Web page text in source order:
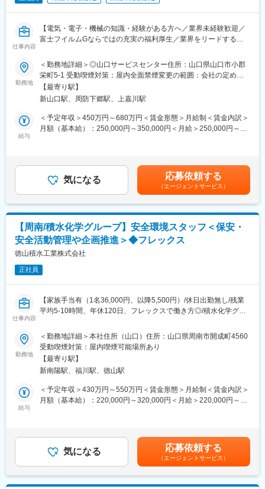
※システム保守やヘルプデスクと並行しながら、
ゆくゆくは社内の業務効率化を目的としたシステム導入をお任
せしたいと考えております。
・その他、企画・購買グループ周りの業務
まずはOJTにて社内状況・知見を深めていただきます。
徐々に幅広い業務をお任せしご活躍いただければと思います。
■働き方
すい環境です。スーパーフレックスを導入しているため、月内の
繁忙にあわせて勤務時間を調整することができます。
創業60年を超える老舗企業であり、積水化学工業の母体を持つ、
強固な事業基盤が強みです
◇成長性
住宅業界、自動車業界を中心として多数の業界から引き合いをい
ただいております。国内のみならず海外に目を向け開拓を進めて
おります。
◇働き方
年間休日120日、スーパーフレックスや時間年休制度等、ワーク
ライフバランスを整えながら働くことが可能です。また、業務と
の兼ね合いによりますが、月5日まで好きなタイミングで在宅勤務
仕事内容
【電気・電子・機械の知識・経験がある方へ／業界未経験歓迎／
富士フイルムGならではの充実の福利厚生／業界をリードするメ
■業務内容：
サービスエンジニアとして、医療機器の据付・保守・修理等を行
います。
作業だけではなく、お客様である医療機関の方々と的確なコミュ
ニケーション、迅速・誠実な対応を行うことで、信頼関係を構築
していきます。技術者としての知識・能力のみならず、コミュニ
◇据付（搬入・組立・調整・取扱い説明）
◇保守（保守契約・点検契約）
◇整備（保守に含まない部品等の交換）
■取扱う医療機器
MRI装置、CT装置、X線撮影装置、超音波診断装置、骨密度測定
装置等
■主なお客様
病院、クリニック等の医療機関
■組織構成：
16名（男性13名・女性3名）平均年齢38歳
お客様が満足する製品・サービス・ソリューションを提供するこ
とで、医療業界の課題を解決し人々の健康や豊かな生活に貢献す
ることができます。
千葉県柏市にある研修施設でサービスエンジニアとしての研修実
施の場合があります。また、ビジネス基礎力向上のため富士フイ
変更の範囲：会社の定める業務
勤務地
＜勤務地詳細＞◎山口サービスセンター住所：山口県山口市小郡
栄町5-1 受動喫煙対策：屋内全面禁煙変更の範囲：会社の定める
事業所（リモートワーク含む）
【最寄り駅】
新山口駅、周防下郷駅、上嘉川駅
給与
＜予定年収＞450万円～680万円＜賃金形態＞月給制＜賃金内訳＞
月額（基本給）：250,000円～350,000円＜月給＞250,000円～
り、選考を通じて上下する可能性があります。月給(月額)は固定手
当を含めた表記です。
気になる 応募依頼する
（エージェントサービス）
【周南/積水化学グループ】安全環境スタッフ＜保安・
安全活動管理や企画推進＞◆フレックス
徳山積水工業株式会社
正社員
仕事内容
【家族手当有（1名36,000円、以降5,500円）/休日出勤無し/残業
平均5-10時間、年休120日、フレックスで働き方◎/積水化学グル
■業務概要
化学メーカーでの保安・安全・環境活動の管理・推進、社内外へ
の折衝業務をお任せいたします！
ご経験/適正によりいずれかの推進担当を担って頂きます。
■業務内容：
【保安・安全】
安全衛生管理やリスクの抽出、対策立案。各部署へ保安・安全に
関する視察・啓蒙。防災訓練の企画、指導
勤務地
＜勤務地詳細＞本社住所（山口）住所：山口県周南市開成町4560
受動喫煙対策：屋内喫煙可能場所あり
【最寄り駅】
新南陽駅、福川駅、徳山駅
給与
＜予定年収＞430万円～550万円＜賃金形態＞月給制＜賃金内訳＞
月額（基本給）：220,000円～320,000円＜月給＞220,000円～
員 ＝ 約600万（家族手当2名）■年収構成：月給12ヶ月、残業
10時間/月、賞与5.5ヶ月賃金はあくまでも目安の金額であり、選
考を通じて上下する可能性があります。月給(月額)は固定手当を含
めた表記です。
気になる 応募依頼する
（エージェントサービス）